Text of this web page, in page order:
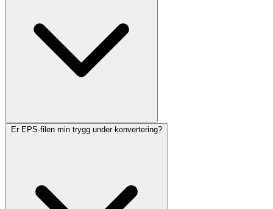
Er EPS-filen min trygg under konvertering?